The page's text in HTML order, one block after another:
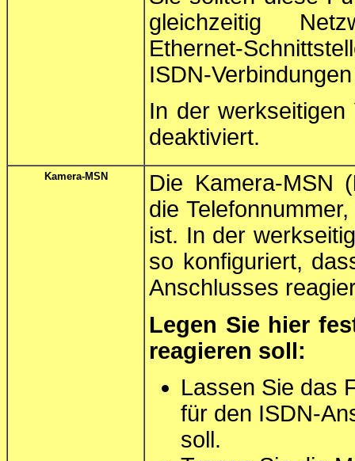
gleichzeitig
Ethernet-
ISDN-
In der
deaktiviert.
Kamera-MSN Die Kamera-MSN (
die
ist. In der
so konfiguriert,
Anschlusses
Legen Sie hier
reagieren soll:
Lassen Sie das
für den ISDN-
soll.